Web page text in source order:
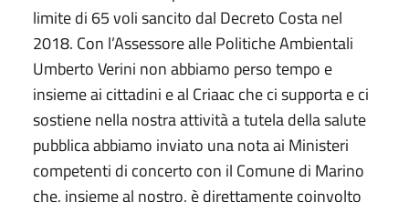
limite di 65 voli sancito dal Decreto Costa nel
2018. Con l’Assessore alle Politiche Ambientali
Umberto Verini non abbiamo perso tempo e
insieme ai cittadini e al Criaac che ci supporta e ci
sostiene nella nostra attività a tutela della salute
pubblica abbiamo inviato una nota ai Ministeri
competenti di concerto con il Comune di Marino
che, insieme al nostro, è direttamente coinvolto